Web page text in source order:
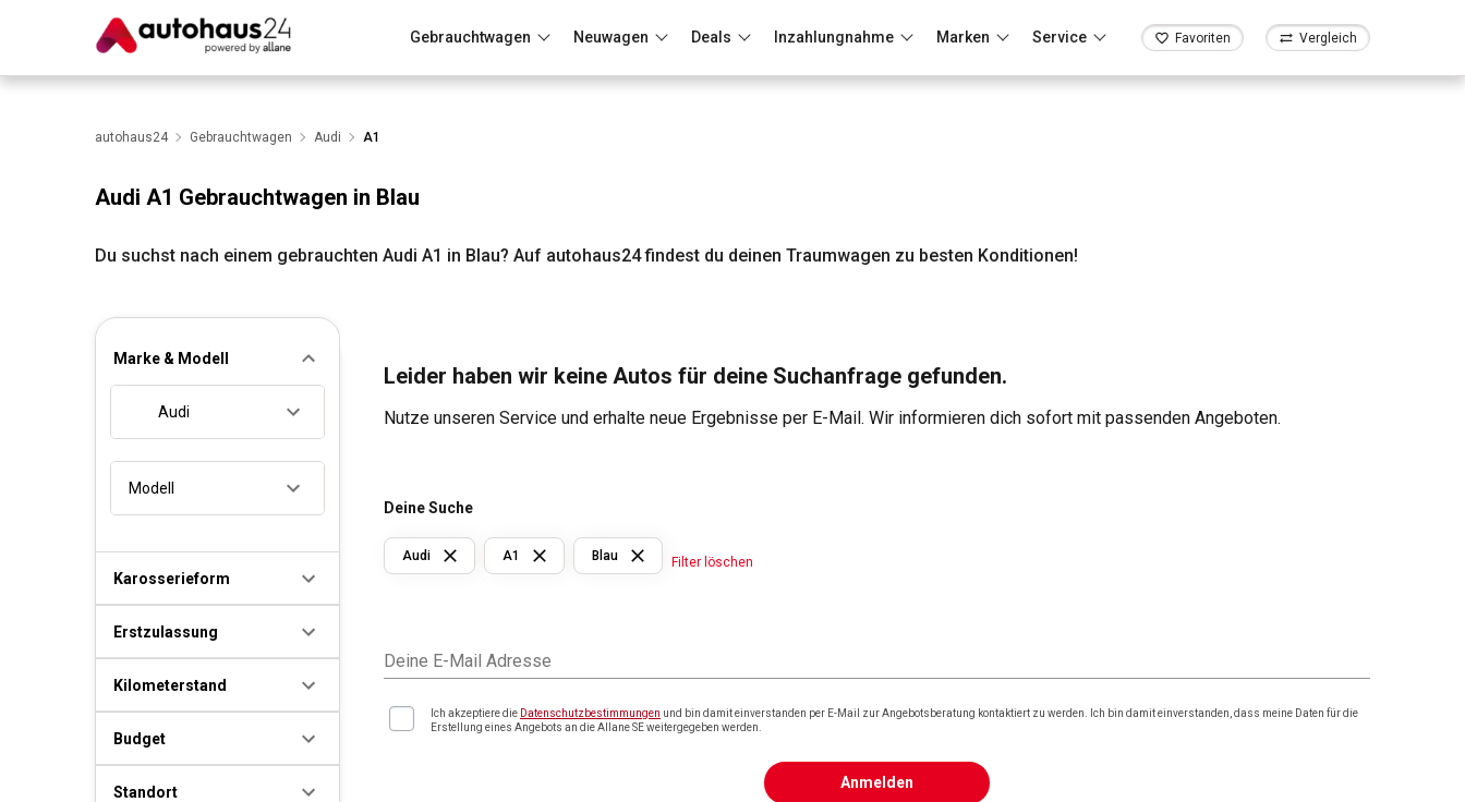
Gebrauchtwagen Neuwagen Deals Inzahlungnahme Marken Service Favoriten Vergleich
Wir bewerten dein AutoRund um die Inzahlungnahme
autohaus24 Gebrauchtwagen Audi A1
Audi A1 Gebrauchtwagen in Blau
Du suchst nach einem gebrauchten Audi A1 in Blau? Auf autohaus24 findest du deinen Traumwagen zu besten Konditionen!
Marke & Modell
Audi
Modell
Karosserieform
Erstzulassung
Kilometerstand
Budget
Standort
Leider haben wir keine Autos für deine Suchanfrage gefunden.
Nutze unseren Service und erhalte neue Ergebnisse per E-Mail. Wir informieren dich sofort mit passenden Angeboten.
Deine Suche
Audi A1 Blau Filter löschen
Deine E-Mail Adresse
Ich akzeptiere die Datenschutzbestimmungen und bin damit einverstanden per E-Mail zur Angebotsberatung kontaktiert zu werden. Ich bin damit einverstanden, dass meine Daten für die
Erstellung eines Angebots an die Allane SE weitergegeben werden.
Anmelden